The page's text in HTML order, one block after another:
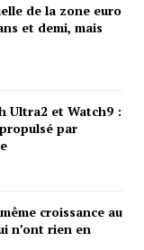
de la zone euro
et demi, mais
Ultra2 et Watch9 :
par
croissance au
n’ont rien en